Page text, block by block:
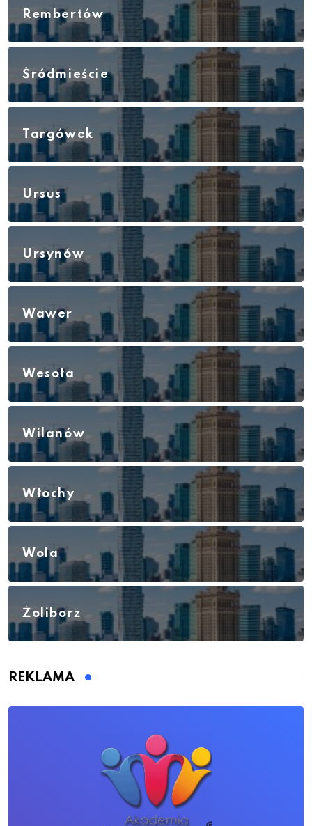
Rembertów
Śródmieście
Targówek
Ursus
Ursynów
Wawer
Wesoła
Wilanów
Włochy
Wola
Żoliborz
REKLAMA